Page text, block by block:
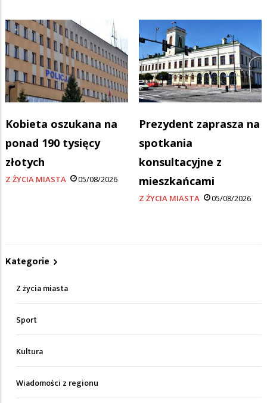
Kobieta oszukana na
ponad 190 tysięcy
złotych
Z ŻYCIA MIASTA 05/08/2026
Prezydent zaprasza na
spotkania
konsultacyjne z
mieszkańcami
Z ŻYCIA MIASTA 05/08/2026
Kategorie
Z życia miasta
Sport
Kultura
Wiadomości z regionu